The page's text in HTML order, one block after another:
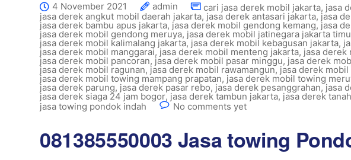
4 November 2021 admin cari jasa derek mobil jakarta, jasa
jasa derek angkut mobil daerah jakarta, jasa derek antasari jakarta, jasa
jasa derek bambu apus jakarta, jasa derek mobil gendong kemang,jasa
jasa derek mobil gendong meruya, jasa derek mobil jatinegara jakarta
jasa derek mobil kalimalang jakarta, jasa derek mobil kebagusan jakarta,
jasa derek mobil manggarai,jasa derek mobil menteng jakarta, jasa derek
jasa derek mobil pancoran, jasa derek mobil pasar minggu, jasa derek
jasa derek mobil ragunan, jasa derek mobil rawamangun, jasa derek
jasa derek mobil towing mampang prapatan, jasa derek mobil towing
jasa derek parung, jasa derek pasar rebo, jasa derek pesanggrahan,jasa
jasa derek siaga 24 jam bogor, jasa derek tambun jakarta, jasa derek
jasa towing pondok indah
No comments yet
081385550003 Jasa towing